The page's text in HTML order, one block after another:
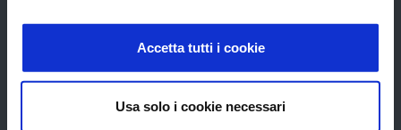
Accetta tutti i cookie
Usa solo i cookie necessari
Contatti
Rassegna